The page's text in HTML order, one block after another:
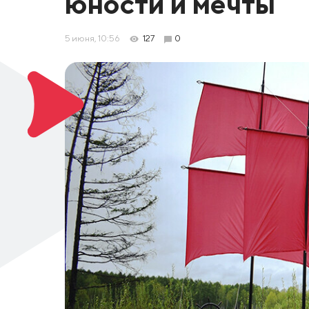
5 июня, 10:56 127 0